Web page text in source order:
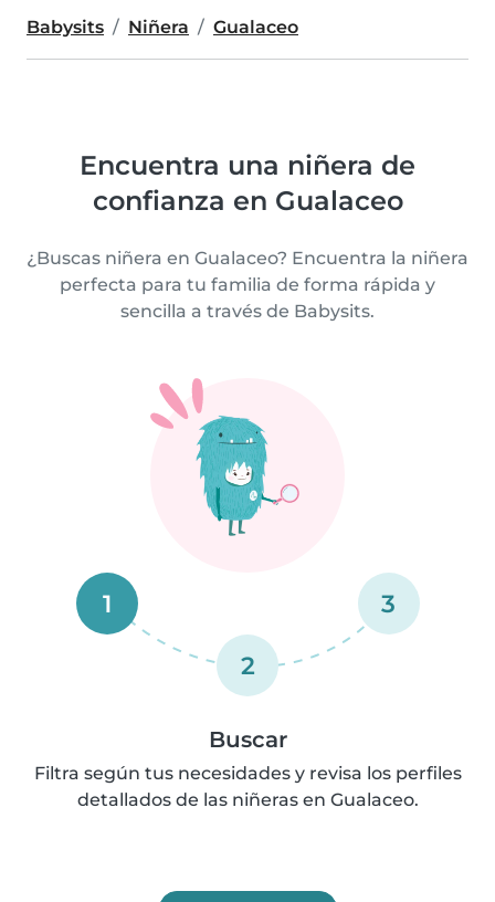
Babysits Niñera Gualaceo
Encuentra una niñera de
confianza en Gualaceo
¿Buscas niñera en Gualaceo? Encuentra la niñera
perfecta para tu familia de forma rápida y
sencilla a través de Babysits.
1
2
3
Buscar
Filtra según tus necesidades y revisa los perfiles
detallados de las niñeras en Gualaceo.